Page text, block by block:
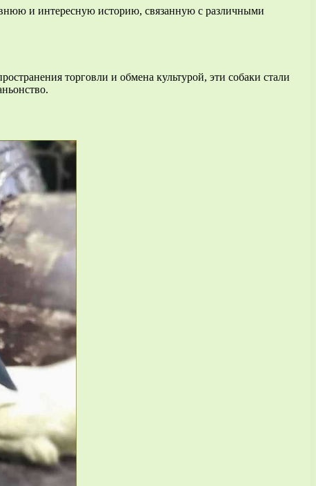
и интересную историю, связанную с различными
торговли и обмена культурой, эти собаки стали